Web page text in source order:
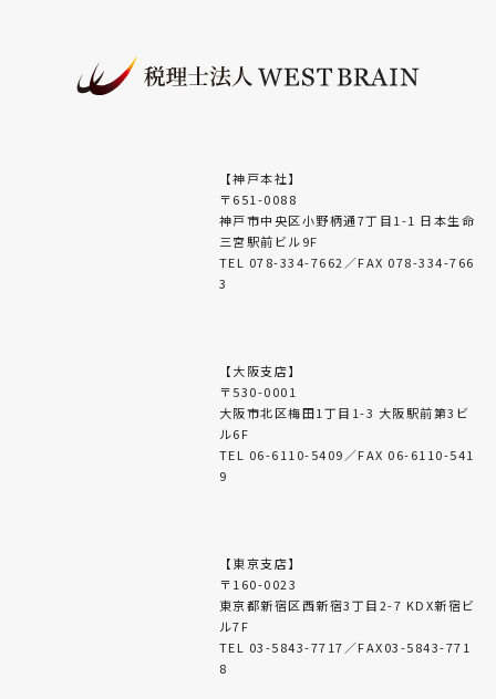
【神戸本社】
〒651-0088
神戸市中央区小野柄通7丁目1-1 日本生命
三宮駅前ビル9F
TEL 078-334-7662／FAX 078-334-766
3
【大阪支店】
〒530-0001
大阪市北区梅田1丁目1-3 大阪駅前第3ビ
ル6F
TEL 06-6110-5409／FAX 06-6110-541
9
【東京支店】
〒160-0023
東京都新宿区西新宿3丁目2-7 KDX新宿ビ
ル7F
TEL 03-5843-7717／FAX03-5843-771
8